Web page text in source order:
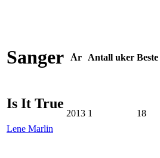
Sanger År Antall uker Beste
Is It True
Lene Marlin
2013 1 18